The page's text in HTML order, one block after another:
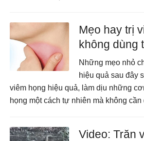
Mẹo hay trị
không dùng
Những mẹo nhỏ
hiệu quả sau đây
viêm họng hiệu quả, làm dịu những
họng một cách tự nhiên mà không cần
Video: Trăn